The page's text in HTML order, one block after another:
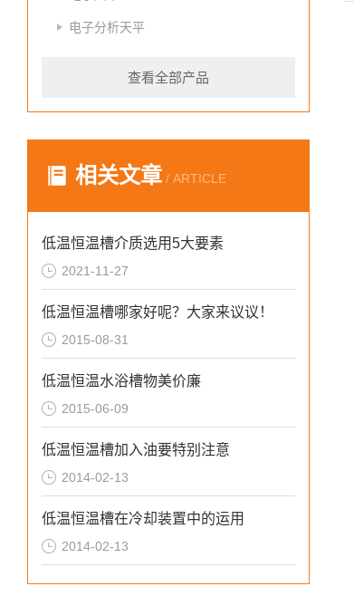
电子分析天平
查看全部产品
相关文章 / ARTICLE
低温恒温槽介质选用5大要素
2021-11-27
低温恒温槽哪家好呢？大家来议议！
2015-08-31
低温恒温水浴槽物美价廉
2015-06-09
低温恒温槽加入油要特别注意
2014-02-13
低温恒温槽在冷却装置中的运用
2014-02-13